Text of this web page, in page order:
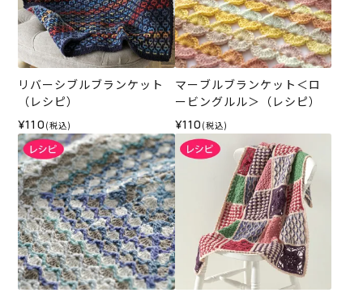
リバーシブルブランケット
（レシピ）
¥110 (税込)
マーブルブランケット＜ロ
ービングルル＞（レシピ）
¥110 (税込)